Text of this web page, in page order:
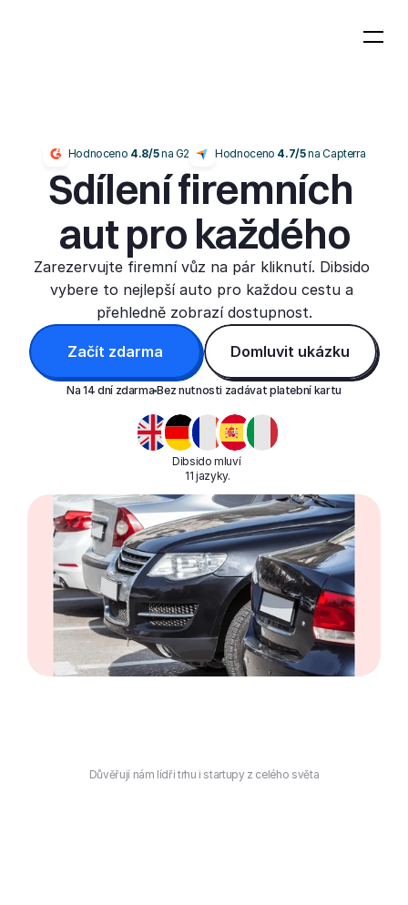
Hodnoceno 4.8/5 na G2 Hodnoceno 4.7/5 na Capterra
Sdílení firemních
aut pro každého
Zarezervujte firemní vůz na pár kliknutí. Dibsido
vybere to nejlepší auto pro každou cestu a
přehledně zobrazí dostupnost.
Začít zdarma Domluvit ukázku
Na 14 dní zdarma Bez nutnosti zadávat platební kartu
Dibsido mluví
11 jazyky.
Důvěřují nám lídři trhu i startupy z celého světa